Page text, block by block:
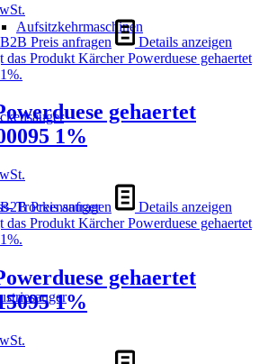
Aufsitzkehrmaschinen
Trockensauger
Preis anfragen Details anzeigen
gehaertet
1%
Preis anfragen Details anzeigen
gehaertet
1%